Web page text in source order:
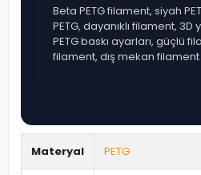
Beta PETG filament, siyah
PETG, dayanıklı filament, 3D
PETG baskı ayarları, güçlü
filament, dış mekan filament
Materyal PETG